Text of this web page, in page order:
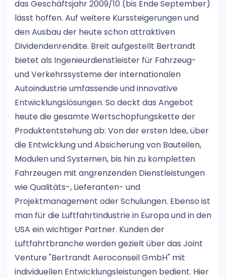
das Geschäftsjahr 2009/10 (bis Ende September)
lässt hoffen. Auf weitere Kurssteigerungen und
den Ausbau der heute schon attraktiven
Dividendenrendite. Breit aufgestellt Bertrandt
bietet als Ingenieurdienstleister für Fahrzeug-
und Verkehrssysteme der internationalen
Autoindustrie umfassende und innovative
Entwicklungslösungen. So deckt das Angebot
heute die gesamte Wertschöpfungskette der
Produktentstehung ab: Von der ersten Idee, über
die Entwicklung und Absicherung von Bauteilen,
Modulen und Systemen, bis hin zu kompletten
Fahrzeugen mit angrenzenden Dienstleistungen
wie Qualitäts-, Lieferanten- und
Projektmanagement oder Schulungen. Ebenso ist
man für die Luftfahrtindustrie in Europa und in den
USA ein wichtiger Partner. Kunden der
Luftfahrtbranche werden gezielt über das Joint
Venture "Bertrandt Aeroconseil GmbH" mit
individuellen Entwicklungsleistungen bedient. Hier